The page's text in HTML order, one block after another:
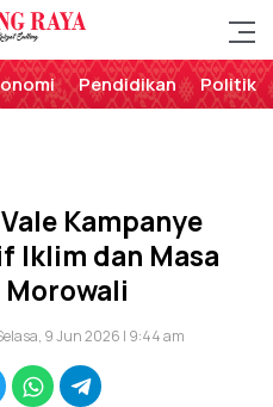
RayaSulteng
Pendidikan Politik
Kampanye
Iklim dan Masa
Morowali
9 Jun 2026 | 9:44 am